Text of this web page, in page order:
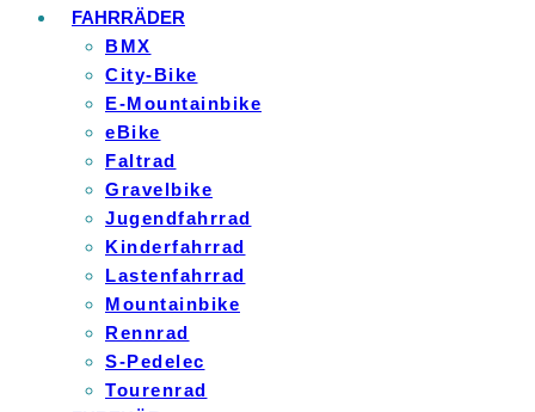
FAHRRÄDER
BMX
City-Bike
E-Mountainbike
eBike
Faltrad
Gravelbike
Jugendfahrrad
Kinderfahrrad
Lastenfahrrad
Mountainbike
Rennrad
S-Pedelec
Tourenrad